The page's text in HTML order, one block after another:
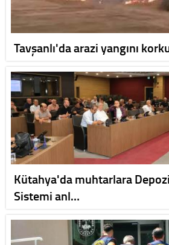
Tavşanlı'da arazi yangını
Kütahya'da muhtarlara
Sistemi anl…